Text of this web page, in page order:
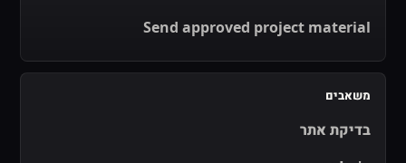
Send approved project material
משאבים
בדיקת אתר